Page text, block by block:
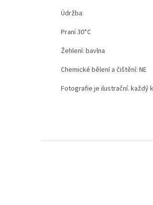
Údržba:
Praní 30*C
Žehlení: bavlna
Chemické bělení a čištění: NE
Fotografie je ilustrační. každý